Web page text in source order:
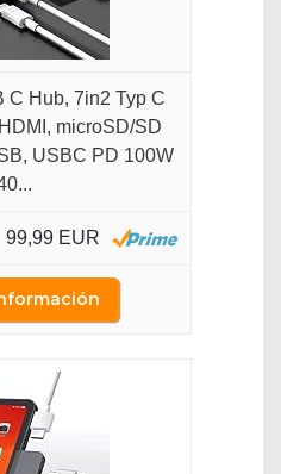
C Hub, 7in2 Typ C
microSD/SD
USBC PD 100W
99,99 EUR